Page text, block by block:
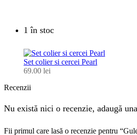
1 în stoc
Set colier si cercei Pearl
69.00 lei
Recenzii
Nu există nici o recenzie, adaugă
Fii primul care lasă o recenzie pentru